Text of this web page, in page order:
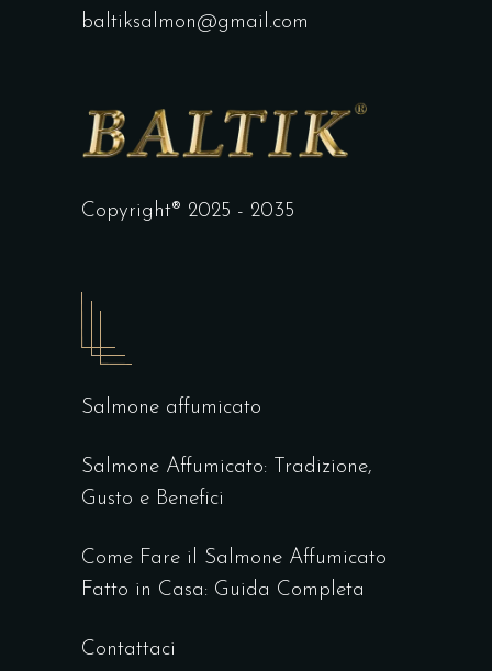
baltiksalmon@gmail.com
Copyright® 2025 - 2035
Salmone affumicato
Salmone Affumicato: Tradizione,
Gusto e Benefici
Come Fare il Salmone Affumicato
Fatto in Casa: Guida Completa
Contattaci